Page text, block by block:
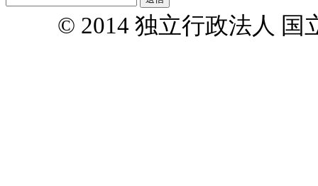
© 2014 独立行政法人 国